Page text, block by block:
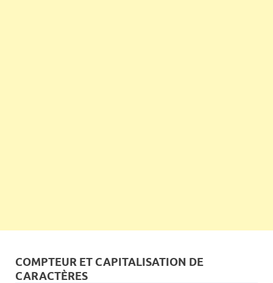
COMPTEUR ET CAPITALISATION DE
CARACTÈRES